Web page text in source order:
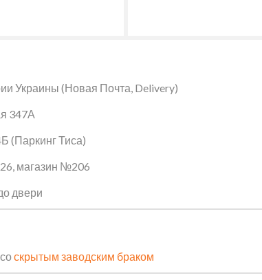
Украины (Новая Почта, Delivery)
347А
(Паркинг Тиса)
26, магазин №206
двери
скрытым заводским браком